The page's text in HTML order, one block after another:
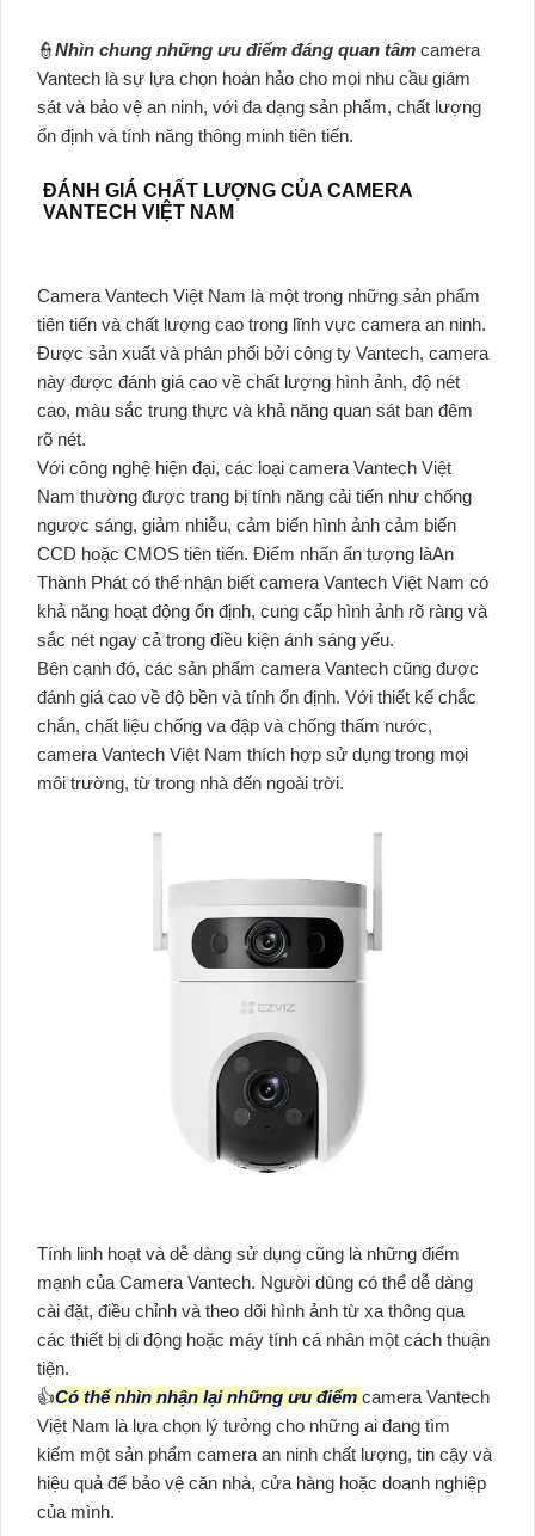
👮Nhìn chung những ưu điểm đáng quan tâm camera
Vantech là sự lựa chọn hoàn hảo cho mọi nhu cầu giám
sát và bảo vệ an ninh, với đa dạng sản phẩm, chất lượng
ổn định và tính năng thông minh tiên tiến.
ĐÁNH GIÁ CHẤT LƯỢNG CỦA CAMERA
VANTECH VIỆT NAM
Camera Vantech Việt Nam là một trong những sản phẩm
tiên tiến và chất lượng cao trong lĩnh vực camera an ninh.
Được sản xuất và phân phối bởi công ty Vantech, camera
này được đánh giá cao về chất lượng hình ảnh, độ nét
cao, màu sắc trung thực và khả năng quan sát ban đêm
rõ nét.
Với công nghệ hiện đại, các loại camera Vantech Việt
Nam thường được trang bị tính năng cải tiến như chống
ngược sáng, giảm nhiễu, cảm biến hình ảnh cảm biến
CCD hoặc CMOS tiên tiến. Điểm nhấn ấn tượng làAn
Thành Phát có thể nhận biết camera Vantech Việt Nam có
khả năng hoạt động ổn định, cung cấp hình ảnh rõ ràng và
sắc nét ngay cả trong điều kiện ánh sáng yếu.
Bên cạnh đó, các sản phẩm camera Vantech cũng được
đánh giá cao về độ bền và tính ổn định. Với thiết kế chắc
chắn, chất liệu chống va đập và chống thấm nước,
camera Vantech Việt Nam thích hợp sử dụng trong mọi
môi trường, từ trong nhà đến ngoài trời.
Tính linh hoạt và dễ dàng sử dụng cũng là những điểm
mạnh của Camera Vantech. Người dùng có thể dễ dàng
cài đặt, điều chỉnh và theo dõi hình ảnh từ xa thông qua
các thiết bị di động hoặc máy tính cá nhân một cách thuận
tiện.
👍Có thể nhìn nhận lại những ưu điểm camera Vantech
Việt Nam là lựa chọn lý tưởng cho những ai đang tìm
kiếm một sản phẩm camera an ninh chất lượng, tin cậy và
hiệu quả để bảo vệ căn nhà, cửa hàng hoặc doanh nghiệp
của mình.